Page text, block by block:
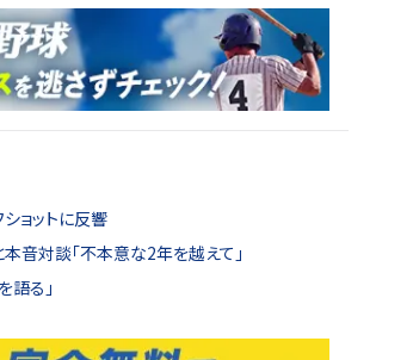
ョットに反響
本音対談「不本意な2年を越えて」
語る」